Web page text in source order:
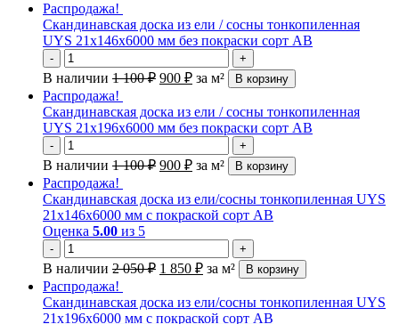
Распродажа!
Скандинавская доска из ели / сосны тонкопиленная
UYS 21х146х6000 мм без покраски сорт АВ
- +
В наличии 1 100₽ 900 ₽ за м² В корзину
Распродажа!
Скандинавская доска из ели / сосны тонкопиленная
UYS 21х196х6000 мм без покраски сорт АВ
- +
В наличии 1 100₽ 900 ₽ за м² В корзину
Распродажа!
Скандинавская доска из ели/сосны тонкопиленная UYS
21х146х6000 мм с покраской сорт АВ
Оценка 5.00 из 5
- +
В наличии 2 050₽ 1 850 ₽ за м² В корзину
Распродажа!
Скандинавская доска из ели/сосны тонкопиленная UYS
21х196х6000 мм с покраской сорт АВ